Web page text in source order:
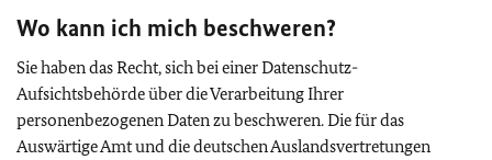
Wo kann ich mich beschweren?
Sie haben das Recht, sich bei einer Datenschutz-
Aufsichtsbehörde über die Verarbeitung Ihrer
personenbezogenen Daten zu beschweren. Die für das
Auswärtige Amt und die deutschen Auslandsvertretungen